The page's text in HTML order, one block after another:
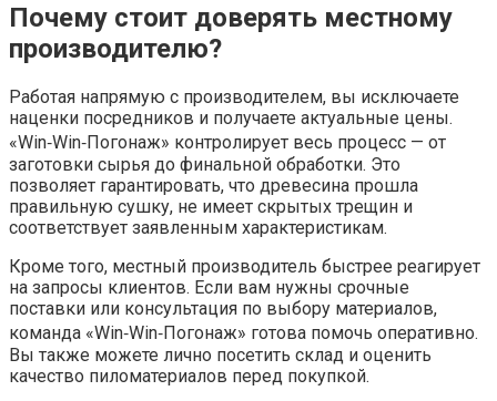
Почему стоит доверять местному
производителю?
Работая напрямую с производителем, вы исключаете
наценки посредников и получаете актуальные цены.
«Win‑Win‑Погонаж» контролирует весь процесс — от
заготовки сырья до финальной обработки. Это
позволяет гарантировать, что древесина прошла
правильную сушку, не имеет скрытых трещин и
соответствует заявленным характеристикам.
Кроме того, местный производитель быстрее реагирует
на запросы клиентов. Если вам нужны срочные
поставки или консультация по выбору материалов,
команда «Win‑Win‑Погонаж» готова помочь оперативно.
Вы также можете лично посетить склад и оценить
качество пиломатериалов перед покупкой.